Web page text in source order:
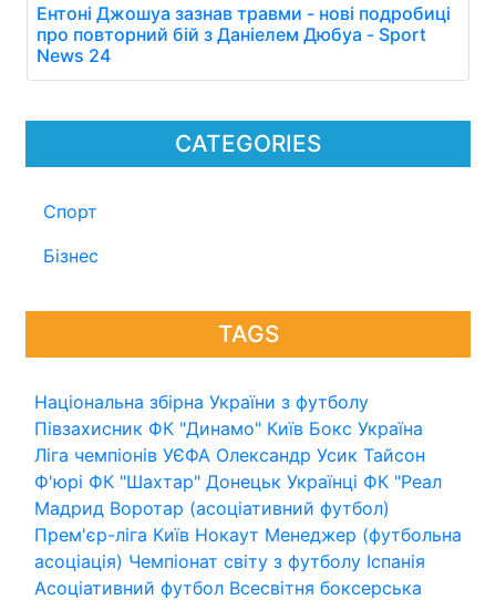
CATEGORIES
Спорт
Бізнес
TAGS
Національна збірна України з футболу
Півзахисник ФК "Динамо" Київ Бокс Україна
Ліга чемпіонів УЄФА Олександр Усик Тайсон
Ф'юрі ФК "Шахтар" Донецьк Українці ФК "Реал
Мадрид Воротар (асоціативний футбол)
Прем'єр-ліга Київ Нокаут Менеджер (футбольна
асоціація) Чемпіонат світу з футболу Іспанія
Асоціативний футбол Всесвітня боксерська
Ентоні Джошуа зазнав травми - нові подробиці
про повторний бій з Даніелем Дюбуа - Sport
News 24